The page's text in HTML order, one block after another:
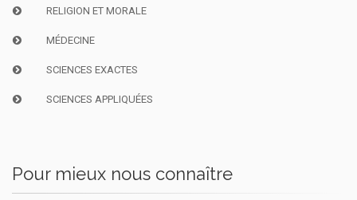
RELIGION ET MORALE
MÉDECINE
SCIENCES EXACTES
SCIENCES APPLIQUÉES
Pour mieux nous connaître